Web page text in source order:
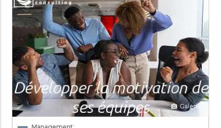
Galerie